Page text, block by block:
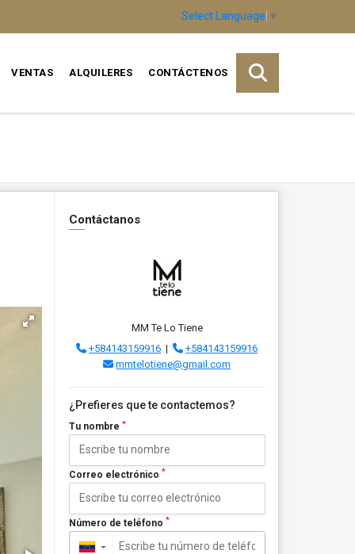
Select Language ▼
VENTAS ALQUILERES CONTÁCTENOS
Contáctanos
MM Te Lo Tiene
+584143159916 |
+584143159916
mmtelotiene@gmail.com
¿Prefieres que te contactemos?
Tu nombre *
Correo electrónico *
Número de teléfono *
▼